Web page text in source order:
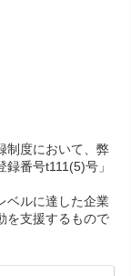
制度において、弊
番号t111(5)号」
ベルに達した企業
を支援するもので